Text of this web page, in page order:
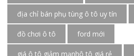
địa chỉ bán phụ tùng ô tô uy tín
đồ chơi ô tô ford mới
giá ô tô giảm mạnhô tô giá rẻ